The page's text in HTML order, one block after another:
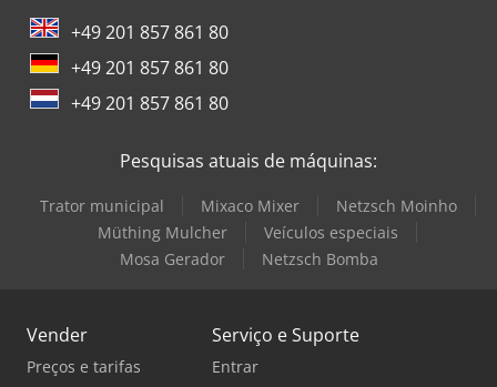
+49 201 857 861 80
+49 201 857 861 80
+49 201 857 861 80
Pesquisas atuais de máquinas:
Trator municipal Mixaco Mixer
Netzsch Moinho
Müthing Mulcher
Veículos especiais
Mosa Gerador
Netzsch Bomba
Vender
Preços e tarifas
Serviço e Suporte
Entrar